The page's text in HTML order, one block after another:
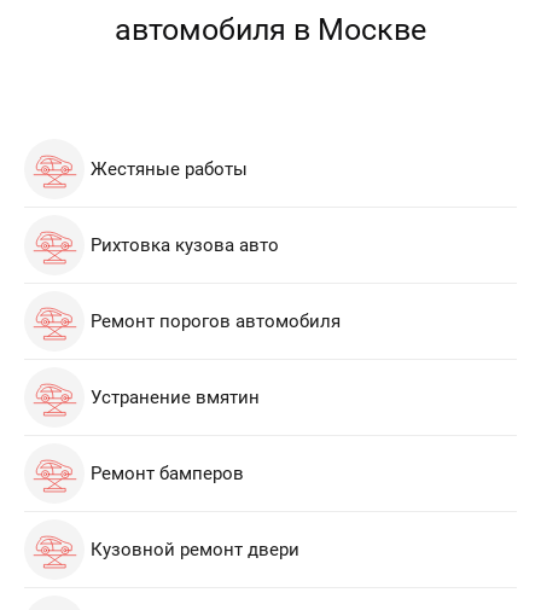
автомобиля в Москве
Жестяные работы
Рихтовка кузова авто
Ремонт порогов автомобиля
Устранение вмятин
Ремонт бамперов
Кузовной ремонт двери